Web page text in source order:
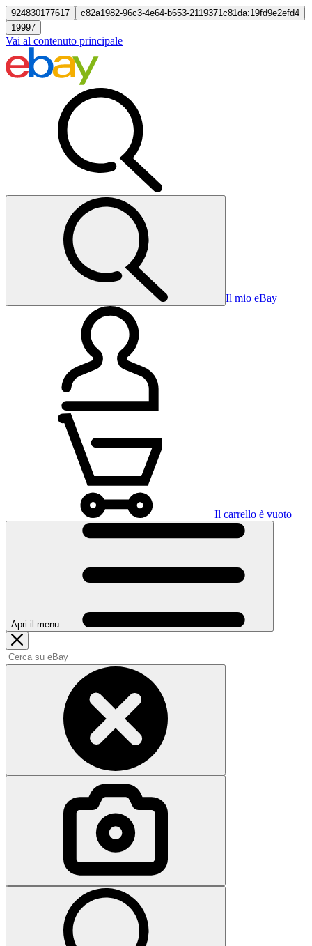
924830177617
c82a1982-96c3-4e64-b653-2119371c81da:19fd9e2efd4
19997
Vai al contenuto principale
Il mio eBay
Il carrello è vuoto
Apri il menu